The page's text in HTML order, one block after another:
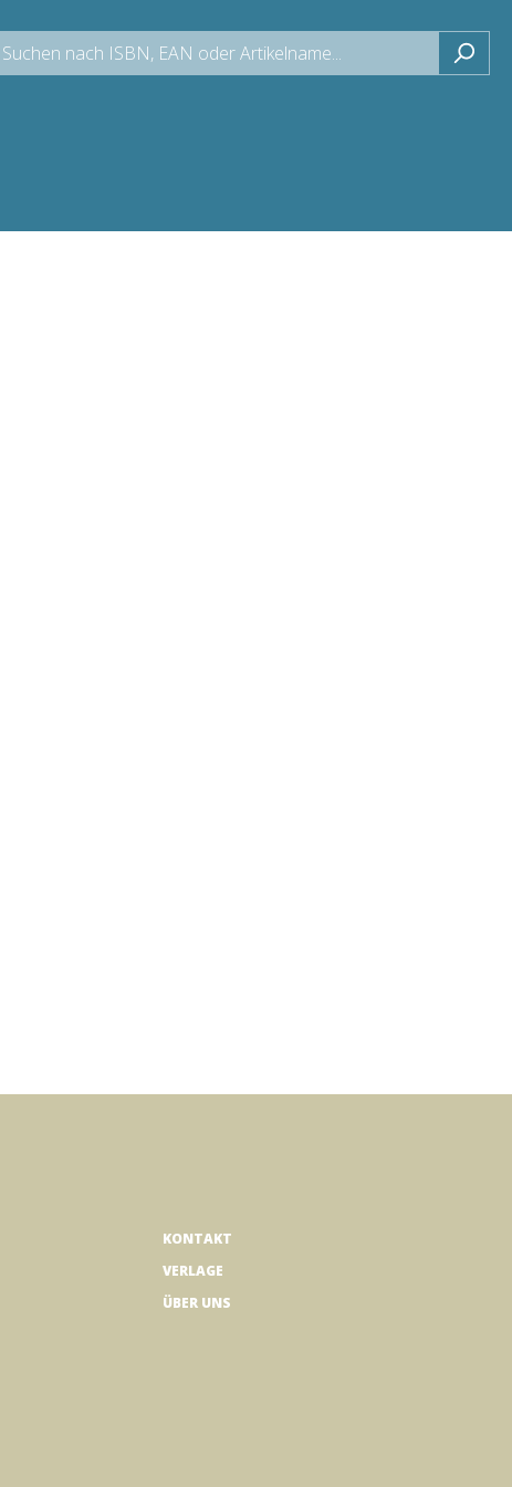
Wert ein oder benutze die
KONTAKT
VERLAGE
ÜBER UNS